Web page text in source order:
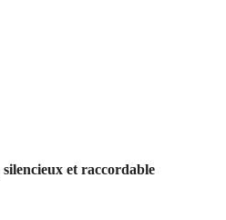
et raccordable